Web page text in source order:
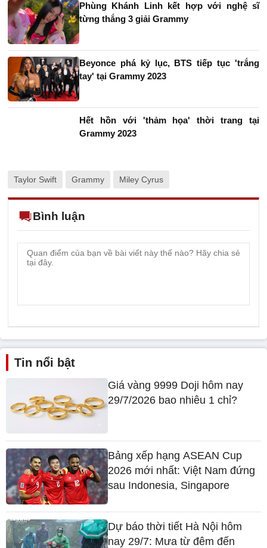
Phùng Khánh Linh kết hợp với nghệ sĩ
từng thắng 3 giải Grammy
Beyonce phá kỷ lục, BTS tiếp tục 'trắng
tay' tại Grammy 2023
Hết hồn với 'thảm họa' thời trang tại
Grammy 2023
Taylor Swift Grammy Miley Cyrus
Bình luận
Tin nổi bật
Giá vàng 9999 Doji hôm nay
29/7/2026 bao nhiêu 1 chỉ?
Bảng xếp hạng ASEAN Cup
2026 mới nhất: Việt Nam đứng
sau Indonesia, Singapore
Dự báo thời tiết Hà Nội hôm
nay 29/7: Mưa từ đêm đến